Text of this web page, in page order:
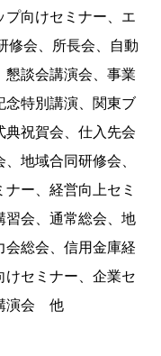
プ向けセミナー、エ
修会、所長会、自動
懇談会講演会、事業
念特別講演、関東ブ
典祝賀会、仕入先会
地域合同研修会、
ー、経営向上セミ
習会、通常総会、地
会総会、信用金庫経
けセミナー、企業セ
演会 他